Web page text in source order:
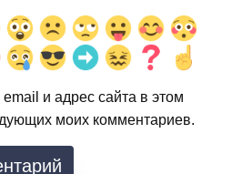
и адрес сайта в этом
моих комментариев.